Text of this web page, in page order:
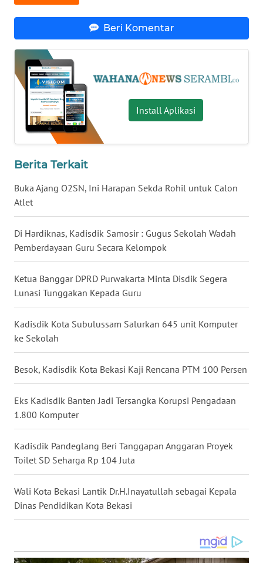
Beri Komentar
Install Aplikasi
Berita Terkait
Buka Ajang O2SN, Ini Harapan Sekda Rohil untuk Calon
Atlet
Di Hardiknas, Kadisdik Samosir : Gugus Sekolah Wadah
Pemberdayaan Guru Secara Kelompok
Ketua Banggar DPRD Purwakarta Minta Disdik Segera
Lunasi Tunggakan Kepada Guru
Kadisdik Kota Subulussam Salurkan 645 unit Komputer
ke Sekolah
Besok, Kadisdik Kota Bekasi Kaji Rencana PTM 100 Persen
Eks Kadisdik Banten Jadi Tersangka Korupsi Pengadaan
1.800 Komputer
Kadisdik Pandeglang Beri Tanggapan Anggaran Proyek
Toilet SD Seharga Rp 104 Juta
Wali Kota Bekasi Lantik Dr.H.Inayatullah sebagai Kepala
Dinas Pendidikan Kota Bekasi
WN
LAMPUNG
WN
JATENG
WN
NUSANTARA
WN
JOGJA
JATIM
BALI
WN
KALBAR
WN
KALTENG
WN
KALTARA
WN
KALTIM
SULSEL